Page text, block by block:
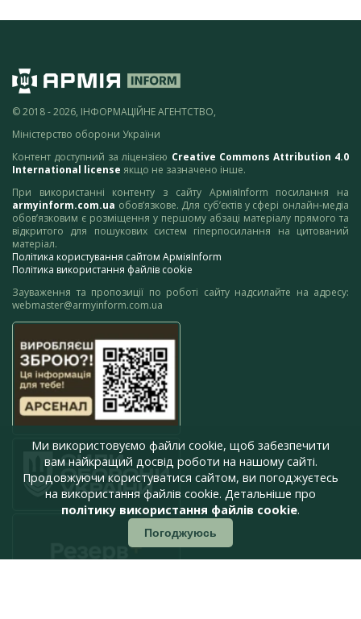
© 2018 - 2026, ІНФОРМАЦІЙНЕ АГЕНТСТВО,
Міністерство оборони України
Контент доступний за ліцензією Creative Commons Attribution 4.0
International license якщо не зазначено інше.
При використанні контенту з сайту АрміяInform посилання на
armyinform.com.ua обов’язкове. Для суб’єктів у сфері онлайн-медіа
обов’язковим є розміщення у першому абзаці матеріалу прямого та
відкритого для пошукових систем гіперпосилання на цитований
матеріал.
Політика користування сайтом АрміяInform
Політика використання файлів cookie
Зауваження та пропозиції по роботі сайту надсилайте на адресу:
webmaster@armyinform.com.ua
Ми використовуємо файли cookie, щоб забезпечити
вам найкращий досвід роботи на нашому сайті.
Продовжуючи користуватися сайтом, ви погоджуєтесь
на використання файлів cookie. Детальніше про
політику використання файлів cookie.
Погоджуюсь